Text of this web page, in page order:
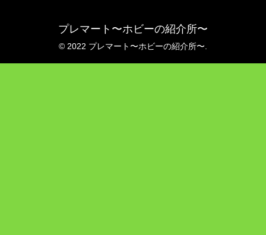
プレマート〜ホビーの紹介所〜
© 2022 プレマート〜ホビーの紹介所〜.